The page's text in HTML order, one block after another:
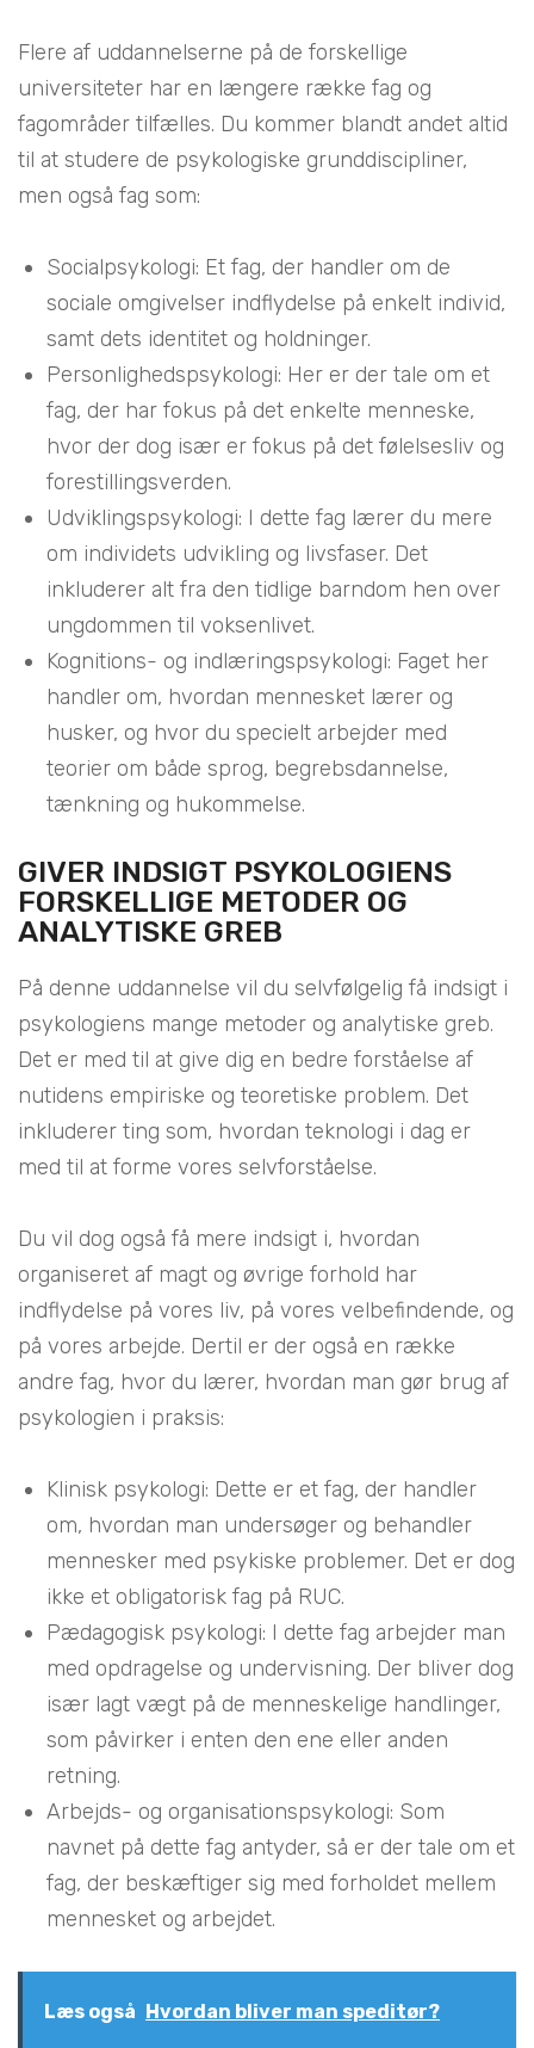
Flere af uddannelserne på de forskellige
universiteter har en længere række fag og
fagområder tilfælles. Du kommer blandt andet altid
til at studere de psykologiske grunddiscipliner,
men også fag som:
Socialpsykologi: Et fag, der handler om de
sociale omgivelser indflydelse på enkelt individ,
samt dets identitet og holdninger.
Personlighedspsykologi: Her er der tale om et
fag, der har fokus på det enkelte menneske,
hvor der dog især er fokus på det følelsesliv og
forestillingsverden.
Udviklingspsykologi: I dette fag lærer du mere
om individets udvikling og livsfaser. Det
inkluderer alt fra den tidlige barndom hen over
ungdommen til voksenlivet.
Kognitions- og indlæringspsykologi: Faget her
handler om, hvordan mennesket lærer og
husker, og hvor du specielt arbejder med
teorier om både sprog, begrebsdannelse,
tænkning og hukommelse.
GIVER INDSIGT PSYKOLOGIENS
FORSKELLIGE METODER OG
ANALYTISKE GREB
På denne uddannelse vil du selvfølgelig få indsigt i
psykologiens mange metoder og analytiske greb.
Det er med til at give dig en bedre forståelse af
nutidens empiriske og teoretiske problem. Det
inkluderer ting som, hvordan teknologi i dag er
med til at forme vores selvforståelse.
Du vil dog også få mere indsigt i, hvordan
organiseret af magt og øvrige forhold har
indflydelse på vores liv, på vores velbefindende, og
på vores arbejde. Dertil er der også en række
andre fag, hvor du lærer, hvordan man gør brug af
psykologien i praksis:
Klinisk psykologi: Dette er et fag, der handler
om, hvordan man undersøger og behandler
mennesker med psykiske problemer. Det er dog
ikke et obligatorisk fag på RUC.
Pædagogisk psykologi: I dette fag arbejder man
med opdragelse og undervisning. Der bliver dog
især lagt vægt på de menneskelige handlinger,
som påvirker i enten den ene eller anden
retning.
Arbejds- og organisationspsykologi: Som
navnet på dette fag antyder, så er der tale om et
fag, der beskæftiger sig med forholdet mellem
mennesket og arbejdet.
Læs også Hvordan bliver man speditør?